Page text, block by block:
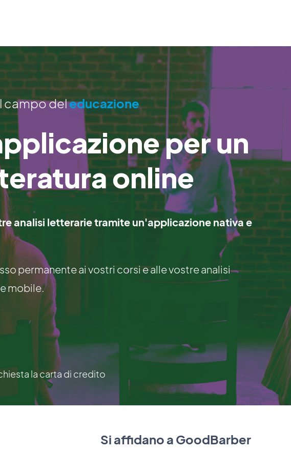
campo deleducazione
per un
online
analisi letterarie tramite un'applicazione nativa e
permanente ai vostri corsi e alle vostre analisi
mobile.
la carta di credito
Si affidano a GoodBarber